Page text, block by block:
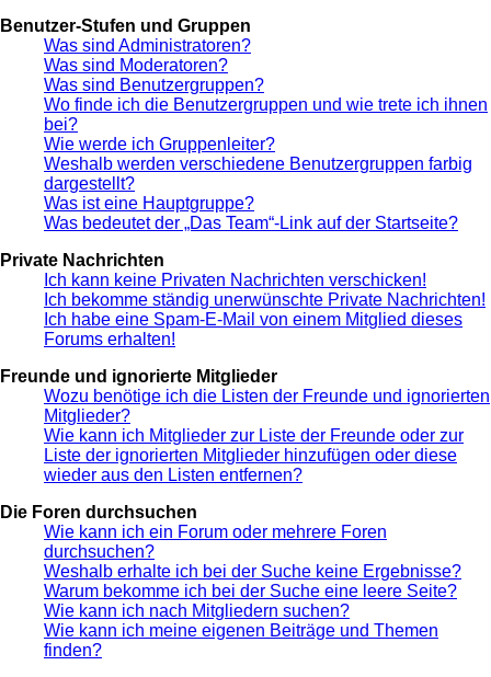
Benutzer-Stufen und Gruppen
Was sind Administratoren?
Was sind Moderatoren?
Was sind Benutzergruppen?
Wo finde ich die Benutzergruppen und wie trete ich ihnen
bei?
Wie werde ich Gruppenleiter?
Weshalb werden verschiedene Benutzergruppen farbig
dargestellt?
Was ist eine Hauptgruppe?
Was bedeutet der „Das Team“-Link auf der Startseite?
Private Nachrichten
Ich kann keine Privaten Nachrichten verschicken!
Ich bekomme ständig unerwünschte Private Nachrichten!
Ich habe eine Spam-E-Mail von einem Mitglied dieses
Forums erhalten!
Freunde und ignorierte Mitglieder
Wozu benötige ich die Listen der Freunde und ignorierten
Mitglieder?
Wie kann ich Mitglieder zur Liste der Freunde oder zur
Liste der ignorierten Mitglieder hinzufügen oder diese
wieder aus den Listen entfernen?
Die Foren durchsuchen
Wie kann ich ein Forum oder mehrere Foren
durchsuchen?
Weshalb erhalte ich bei der Suche keine Ergebnisse?
Warum bekomme ich bei der Suche eine leere Seite?
Wie kann ich nach Mitgliedern suchen?
Wie kann ich meine eigenen Beiträge und Themen
finden?